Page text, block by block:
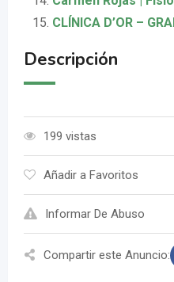
CLÍNICA D’OR –
Descripción
199 vistas
Añadir a Favoritos
Informar De Abuso
Compartir este Anuncio: